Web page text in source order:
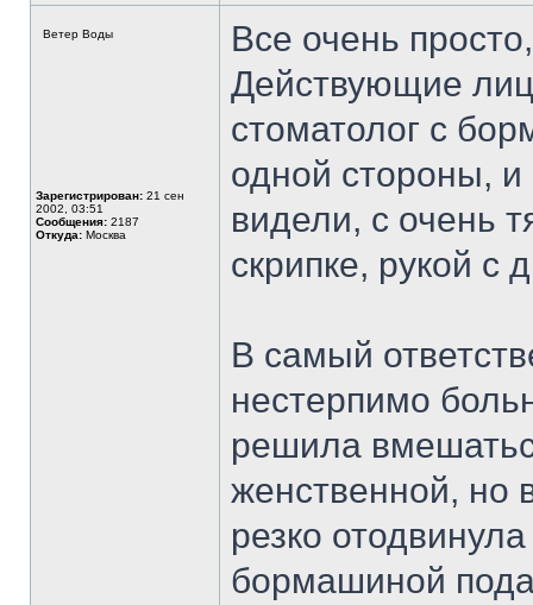
Ветер Воды
Зарегистрирован: 21 сен
2002, 03:51
Сообщения: 2187
Откуда: Москва
Все очень
Действующие
стоматолог с
одной стороны,
видели, с очень
скрипке, рукой с
В самый
нестерпимо
решила
женственной, но
резко
бормашиной